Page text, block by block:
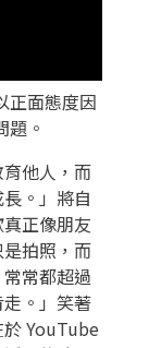
正面態度因
。
育他人，而
。」將自
正像朋友
拍照，而
常都超過
。」笑著
YouTube